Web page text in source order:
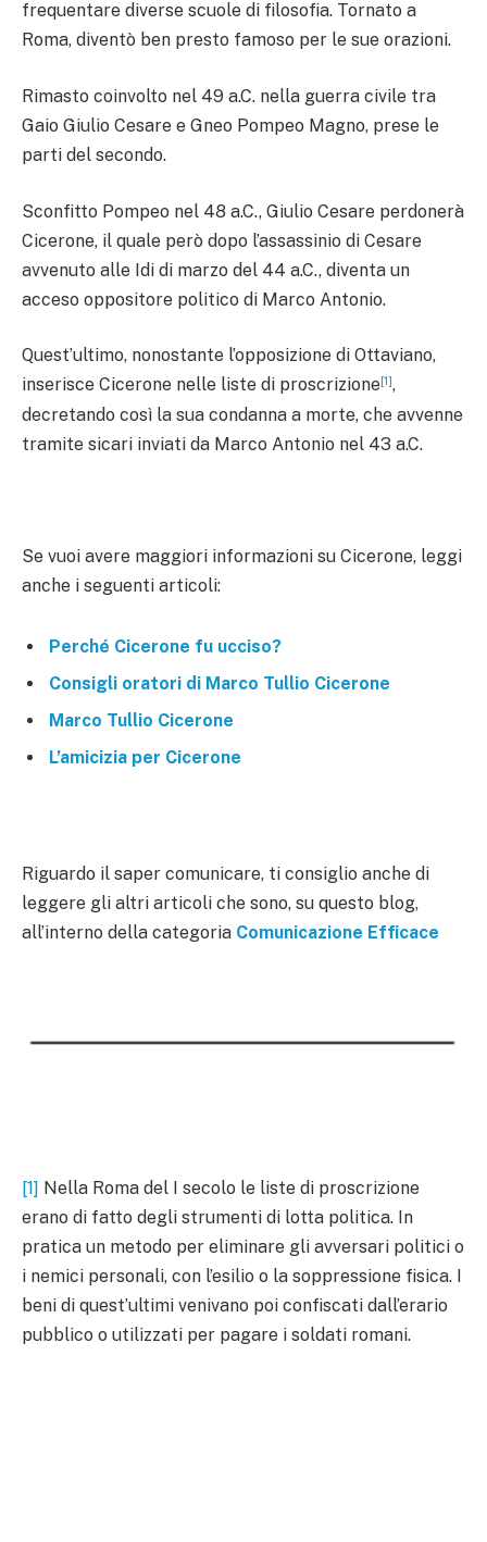
frequentare diverse scuole di filosofia. Tornato a
Roma, diventò ben presto famoso per le sue orazioni.
Rimasto coinvolto nel 49 a.C. nella guerra civile tra
Gaio Giulio Cesare e Gneo Pompeo Magno, prese le
parti del secondo.
Sconfitto Pompeo nel 48 a.C., Giulio Cesare perdonerà
Cicerone, il quale però dopo l’assassinio di Cesare
avvenuto alle Idi di marzo del 44 a.C., diventa un
acceso oppositore politico di Marco Antonio.
Quest’ultimo, nonostante l’opposizione di Ottaviano,
inserisce Cicerone nelle liste di proscrizione[1],
decretando così la sua condanna a morte, che avvenne
tramite sicari inviati da Marco Antonio nel 43 a.C.
Se vuoi avere maggiori informazioni su Cicerone, leggi
anche i seguenti articoli:
Perché Cicerone fu ucciso?
Consigli oratori di Marco Tullio Cicerone
Marco Tullio Cicerone
L’amicizia per Cicerone
Riguardo il saper comunicare, ti consiglio anche di
leggere gli altri articoli che sono, su questo blog,
all’interno della categoria Comunicazione Efficace
[1] Nella Roma del I secolo le liste di proscrizione
erano di fatto degli strumenti di lotta politica. In
pratica un metodo per eliminare gli avversari politici o
i nemici personali, con l’esilio o la soppressione fisica. I
beni di quest’ultimi venivano poi confiscati dall’erario
pubblico o utilizzati per pagare i soldati romani.